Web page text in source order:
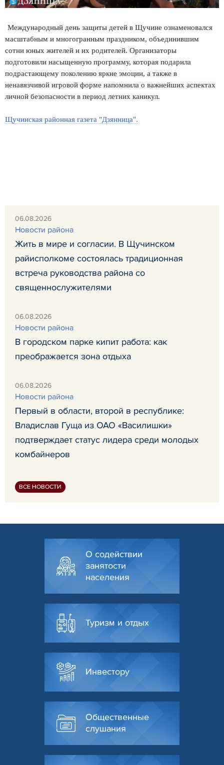
Международный день защиты детей в Щучине ознаменовался
масштабным и многогранным праздником, объединившим
сотни юных жителей и их родителей. Организаторы
подготовили насыщенную программу, которая подарила
подрастающему поколению яркие эмоции, а также в
ненавязчивой игровой форме напомнила о важнейших аспектах
личной безопасности в период летних каникул.
Щучинская районная газета "Дзянница".
06.08.2026
Новости района
Жить в мире и согласии. В Щучинском
райисполкоме состоялась традиционная
встреча руководства района со
священнослужителями
06.08.2026
Новости района
В городском парке кипит работа: как
преображается зона отдыха
06.08.2026
Новости района
Первый в области, второй в республике:
Владислав Гуща из ОАО «Василишки»
подтверждает статус лидера среди молодых
комбайнеров
ВСЕ НОВОСТИ
О содействии
занятости
населения
Туризм и отдых
Инвестору
Общественные
слушания